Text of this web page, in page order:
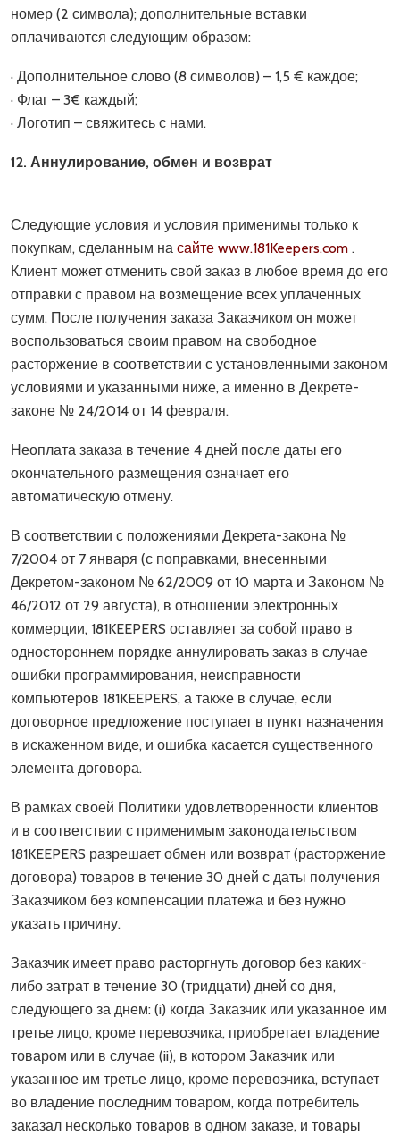
номер (2 символа); дополнительные вставки
оплачиваются следующим образом:
· Дополнительное слово (8 символов) – 1,5 € каждое;
· Флаг – 3€ каждый;
· Логотип – свяжитесь с нами.
12. Аннулирование, обмен и возврат
Следующие условия и условия применимы только к
покупкам, сделанным на сайте www.181Keepers.com .
Клиент может отменить свой заказ в любое время до его
отправки с правом на возмещение всех уплаченных
сумм. После получения заказа Заказчиком он может
воспользоваться своим правом на свободное
расторжение в соответствии с установленными законом
условиями и указанными ниже, а именно в Декрете-
законе № 24/2014 от 14 февраля.
Неоплата заказа в течение 4 дней после даты его
окончательного размещения означает его
автоматическую отмену.
В соответствии с положениями Декрета-закона №
7/2004 от 7 января (с поправками, внесенными
Декретом-законом № 62/2009 от 10 марта и Законом №
46/2012 от 29 августа), в отношении электронных
коммерции, 181KEEPERS оставляет за собой право в
одностороннем порядке аннулировать заказ в случае
ошибки программирования, неисправности
компьютеров 181KEEPERS, а также в случае, если
договорное предложение поступает в пункт назначения
в искаженном виде, и ошибка касается существенного
элемента договора.
В рамках своей Политики удовлетворенности клиентов
и в соответствии с применимым законодательством
181KEEPERS разрешает обмен или возврат (расторжение
договора) товаров в течение 30 дней с даты получения
Заказчиком без компенсации платежа и без нужно
указать причину.
Заказчик имеет право расторгнуть договор без каких-
либо затрат в течение 30 (тридцати) дней со дня,
следующего за днем: (i) когда Заказчик или указанное им
третье лицо, кроме перевозчика, приобретает владение
товаром или в случае (ii), в котором Заказчик или
указанное им третье лицо, кроме перевозчика, вступает
во владение последним товаром, когда потребитель
заказал несколько товаров в одном заказе, и товары